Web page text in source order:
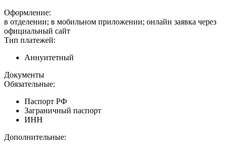
Оформление:
в отделении; в мобильном приложении; онлайн заявка через
официальный сайт
Тип платежей:
Аннуитетный
Документы
Обязательные:
Паспорт РФ
Заграничный паспорт
ИНН
Дополнительные: